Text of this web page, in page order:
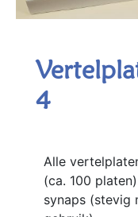
4
Alle
(ca. 100
synaps (stevig